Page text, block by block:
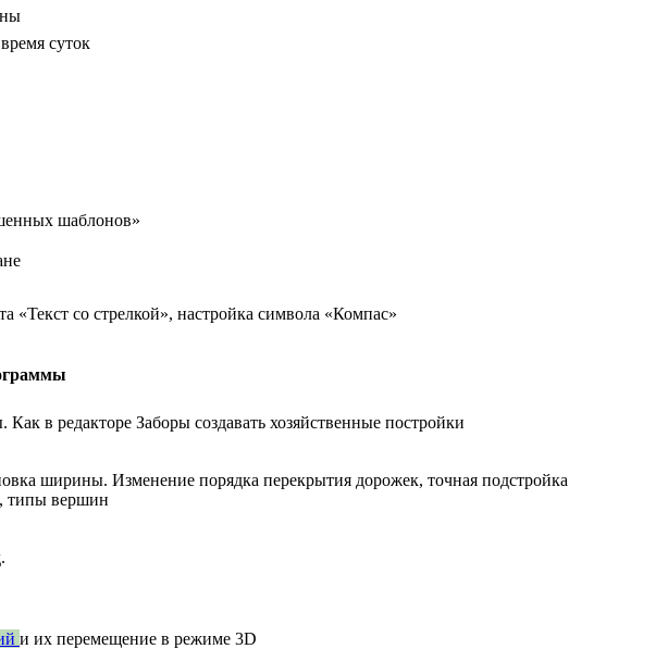
суток
шаблонов»
со стрелкой», настройка символа «Компас»
в редакторе Заборы создавать хозяйственные постройки
ширины. Изменение порядка перекрытия дорожек, точная подстройка
типы вершин
и их перемещение в режиме 3D